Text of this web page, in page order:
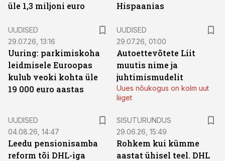
üle 1,3 miljoni euro
Hispaanias
UUDISED
29.07.26, 13:16
Uuring: parkimiskoha
leidmisele Euroopas
kulub veoki kohta üle
19 000 euro aastas
UUDISED
29.07.26, 01:00
Autoettevõtete Liit
muutis nime ja
juhtimismudelit
Uues nõukogus on kolm uut
liiget
UUDISED
04.08.26, 14:47
Leedu pensionisamba
reform tõi DHL-iga
SISUTURUNDUS
29.06.26, 15:49
Rohkem kui kümme
aastat ühisel teel. DHL